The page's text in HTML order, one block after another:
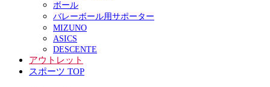
ボール
バレーボール用サポーター
MIZUNO
ASICS
DESCENTE
アウトレット
スポーツ TOP